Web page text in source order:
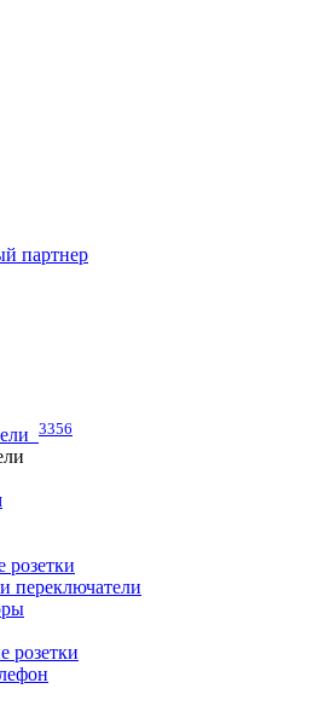
партнер
3356
розетки
переключатели
розетки